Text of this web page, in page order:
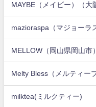
MAYBE（メイビー）（大
mazioraspa（マジョーラ
MELLOW（岡山県岡山市）
Melty Bless（メルティー
milktea(ミルクティー)